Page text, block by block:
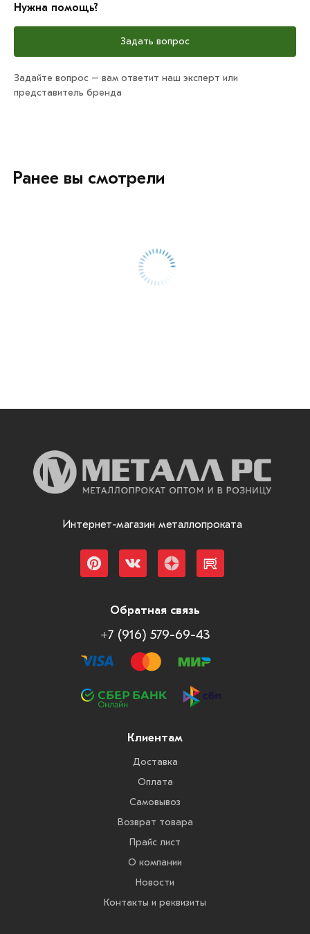
Нужна помощь?
Задать вопрос
Задайте вопрос – вам ответит наш эксперт или
представитель бренда
Ранее вы смотрели
Интернет-магазин металлопроката
Обратная связь
+7 (916) 579-69-43
Клиентам
Доставка
Оплата
Самовывоз
Возврат товара
Прайс лист
О компании
Новости
Контакты и реквизиты